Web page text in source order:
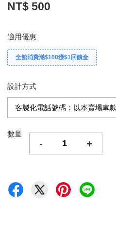
NT$ 500
適用優惠
全館消費滿$100獲$1回饋金
設計方式
數量
- +